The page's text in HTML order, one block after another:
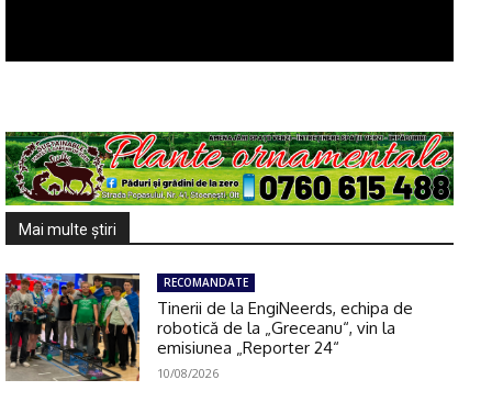
Mai multe ştiri
RECOMANDATE
Tinerii de la EngiNeerds, echipa de
robotică de la „Greceanu“, vin la
emisiunea „Reporter 24“
10/08/2026